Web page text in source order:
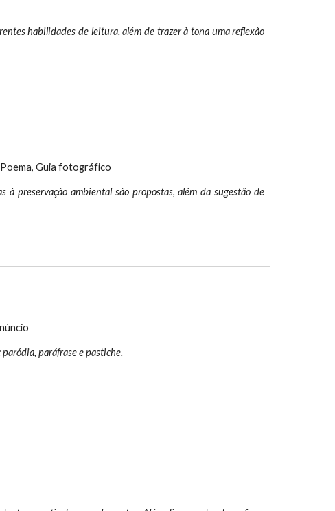
habilidades de leitura, além de trazer à tona uma reflexão
Guia fotográfico
preservação ambiental são propostas, além da sugestão de
paráfrase e pastiche.